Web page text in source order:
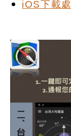
iOS下載處